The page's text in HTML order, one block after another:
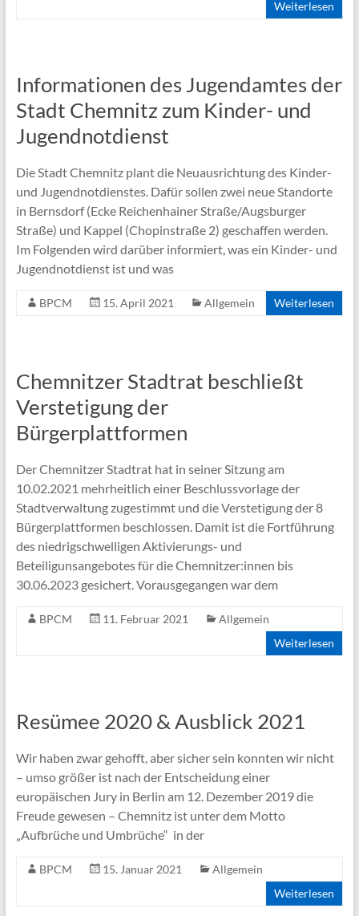
Weiterlesen
Informationen des Jugendamtes der
Stadt Chemnitz zum Kinder- und
Jugendnotdienst
Die Stadt Chemnitz plant die Neuausrichtung des Kinder-
und Jugendnotdienstes. Dafür sollen zwei neue Standorte
in Bernsdorf (Ecke Reichenhainer Straße/Augsburger
Straße) und Kappel (Chopinstraße 2) geschaffen werden.
Im Folgenden wird darüber informiert, was ein Kinder- und
Jugendnotdienst ist und was
BPCM 15. April 2021 Allgemein Weiterlesen
Chemnitzer Stadtrat beschließt
Verstetigung der
Bürgerplattformen
Der Chemnitzer Stadtrat hat in seiner Sitzung am
10.02.2021 mehrheitlich einer Beschlussvorlage der
Stadtverwaltung zugestimmt und die Verstetigung der 8
Bürgerplattformen beschlossen. Damit ist die Fortführung
des niedrigschwelligen Aktivierungs- und
Beteiligunsangebotes für die Chemnitzer:innen bis
30.06.2023 gesichert. Vorausgegangen war dem
BPCM 11. Februar 2021
Allgemein
Weiterlesen
Resümee 2020 & Ausblick 2021
Wir haben zwar gehofft, aber sicher sein konnten wir nicht
– umso größer ist nach der Entscheidung einer
europäischen Jury in Berlin am 12. Dezember 2019 die
Freude gewesen – Chemnitz ist unter dem Motto
„Aufbrüche und Umbrüche“ in der
BPCM 15. Januar 2021
Allgemein
Weiterlesen